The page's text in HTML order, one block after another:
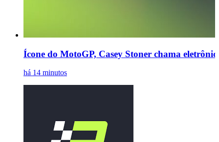
Ícone do MotoGP, Casey Stoner chama
há 14 minutos